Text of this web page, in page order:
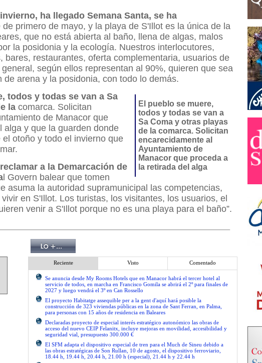
ha llegado Semana Santa, se ha
de primero de mayo, y la playa de S'Illot es la única de la
que no está abierta al baño, llena de algas, malos
la posidonia y la ecología. Nuestros interlocutores,
bares, restaurantes, oferta complementaria, usuarios de
según ellos representan al 90%, quieren que sea
de arena y la posidonia, con todo lo demás.
El pueblo se muere,
todos y todas se van a
Sa Coma y otras playas
de la comarca. Solicitan
encarecidamente al
Ayuntamiento de
Manacor que proceda a
la retirada del alga
todos y todas se van a Sa
la comarca. Solicitan
de Manacor que
alga y que la guarden donde
otoño y todo el invierno que
a la Demarcación de
l Govern balear que tomen
asuma la autoridad supramunicipal las competencias,
en S'Illot. Los turistas, los visitantes, los usuarios, el
venir a S'Illot porque no es una playa para el baño”.
Reciente Visto Comentado
Se anuncia desde My Rooms Hotels que en Manacor habrá el tercer hotel al
servicio de todos, en marcha en Francisco Gomila se abrirá el 2º para finales de
2027 y luego vendrá el 3º en Can Rossello
El proyecto Habitatge assequible per a la gent d'aquí hará posible la
construcción de 323 viviendas públicas en la zona de Sant Ferran, en Palma,
para personas con 15 años de residencia en Baleares
Declaradas proyecto de especial interés estratégico autonómico las obras de
acceso del nuevo CEIP Felanitx, incluye mejoras en movilidad, accesibilidad y
seguridad vial, presupuesto 300.000 €
El SFM adapta el dispositivo especial de tren para el Much de Sineu debido a
las obras estratégicas de Son Rullan, 10 de agosto, el dispositivo ferroviario,
18.44 h, 19.44 h, 20.44 h, 21.00 h (especial), 21.44 h y 22.44 h